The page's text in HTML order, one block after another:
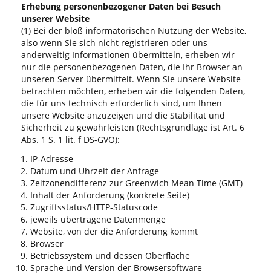
Erhebung personenbezogener Daten bei Besuch
unserer Website
(1) Bei der bloß informatorischen Nutzung der Website,
also wenn Sie sich nicht registrieren oder uns
anderweitig Informationen übermitteln, erheben wir
nur die personenbezogenen Daten, die Ihr Browser an
unseren Server übermittelt. Wenn Sie unsere Website
betrachten möchten, erheben wir die folgenden Daten,
die für uns technisch erforderlich sind, um Ihnen
unsere Website anzuzeigen und die Stabilität und
Sicherheit zu gewährleisten (Rechtsgrundlage ist Art. 6
Abs. 1 S. 1 lit. f DS-GVO):
IP-Adresse
Datum und Uhrzeit der Anfrage
Zeitzonendifferenz zur Greenwich Mean Time (GMT)
Inhalt der Anforderung (konkrete Seite)
Zugriffsstatus/HTTP-Statuscode
jeweils übertragene Datenmenge
Website, von der die Anforderung kommt
Browser
Betriebssystem und dessen Oberfläche
Sprache und Version der Browsersoftware